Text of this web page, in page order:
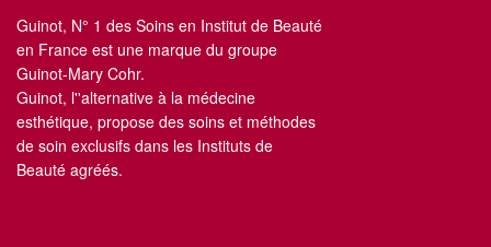
Guinot, N° 1 des Soins en Institut de Beauté
en France est une marque du groupe
Guinot-Mary Cohr.
Guinot, l''alternative à la médecine
esthétique, propose des soins et méthodes
de soin exclusifs dans les Instituts de
Beauté agréés.